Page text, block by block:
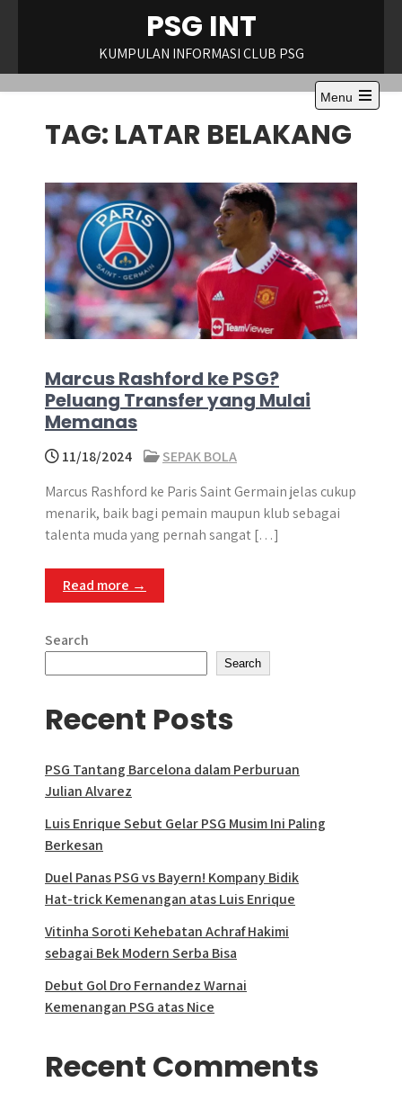
PSG INT
KUMPULAN INFORMASI CLUB PSG
Menu
Open
the
main
TAG: LATAR BELAKANG
Marcus Rashford ke PSG?
Peluang Transfer yang Mulai
Memanas
11/18/2024
SEPAK BOLA
Marcus Rashford ke Paris Saint Germain jelas cukup
menarik, baik bagi pemain maupun klub sebagai
talenta muda yang pernah sangat […]
Read more →
Search
Search
Recent Posts
PSG Tantang Barcelona dalam Perburuan
Julian Alvarez
Luis Enrique Sebut Gelar PSG Musim Ini Paling
Berkesan
Duel Panas PSG vs Bayern! Kompany Bidik
Hat-trick Kemenangan atas Luis Enrique
Vitinha Soroti Kehebatan Achraf Hakimi
sebagai Bek Modern Serba Bisa
Debut Gol Dro Fernandez Warnai
Kemenangan PSG atas Nice
Recent Comments